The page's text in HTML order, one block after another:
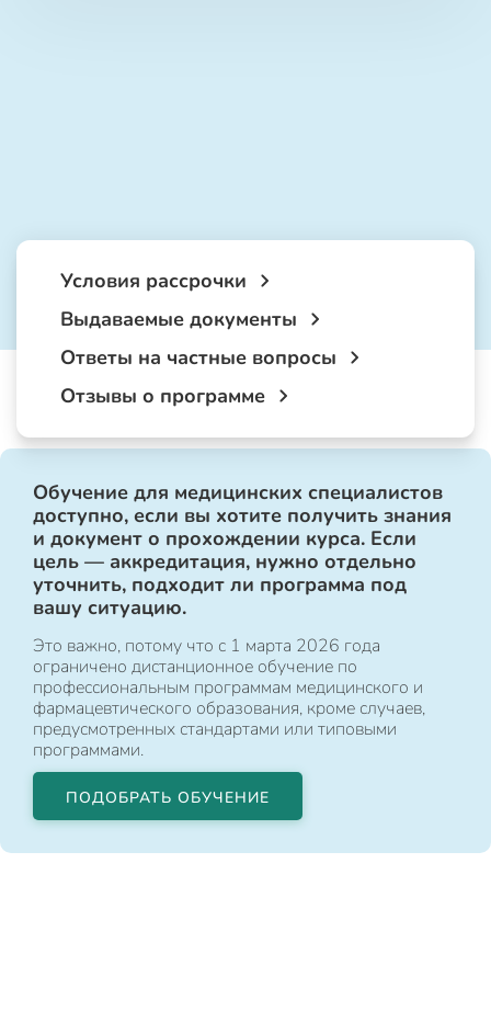
Условия рассрочки
Выдаваемые документы
Ответы на частные вопросы
Отзывы о программе
Обучение для медицинских специалистов
доступно, если вы хотите получить знания
и документ о прохождении курса. Если
цель — аккредитация, нужно отдельно
уточнить, подходит ли программа под
вашу ситуацию.
Это важно, потому что с 1 марта 2026 года
ограничено дистанционное обучение по
профессиональным программам медицинского и
фармацевтического образования, кроме случаев,
предусмотренных стандартами или типовыми
программами.
ПОДОБРАТЬ ОБУЧЕНИЕ